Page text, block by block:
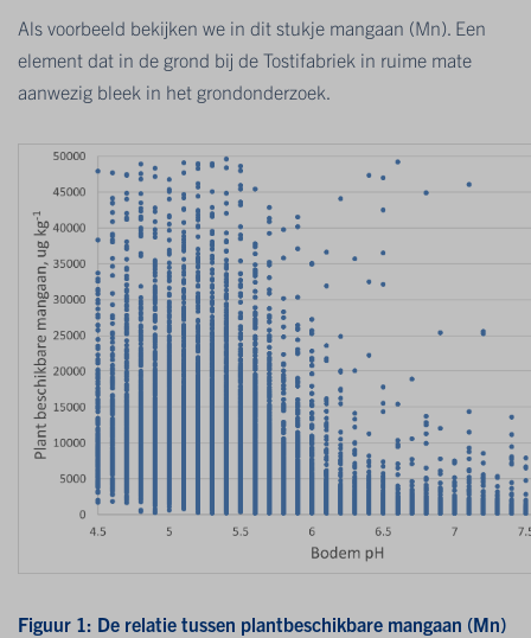
Als voorbeeld bekijken we in dit stukje mangaan (Mn). Een
element dat in de grond bij de Tostifabriek in ruime mate
aanwezig bleek in het grondonderzoek.
Figuur 1: De relatie tussen plantbeschikbare mangaan (Mn)